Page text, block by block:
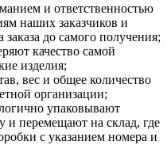
и ответственностью
наших заказчиков и
до самого получения;
качество самой
изделия;
вес и общее количество
организации;
упаковывают
и перемещают на склад, где
с указанием номера и